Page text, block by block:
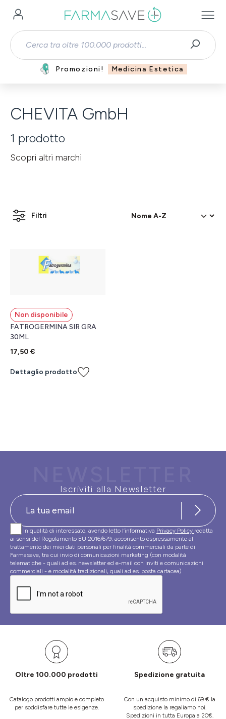
Passa al contenuto principale
Promozioni! Medicina Estetica
CHEVITA GmbH
1 prodotto
Scopri altri marchi
Filtri
Non disponibile
FATROGERMINA SIR GRA
30ML
17,50 €
Dettaglio prodotto
Iscriviti alla Newsletter
In qualità di interessato, avendo letto l’informativa Privacy Policy redatta
ai sensi del Regolamento EU 2016/679, acconsento espressamente al
trattamento dei miei dati personali per finalità commerciali da parte di
Farmasave, tra cui invio di comunicazioni marketing (con modalità
telematiche - quali ad es. newsletter ed e-mail con inviti e comunicazioni
commerciali - e modalità tradizionali, quali ad es. posta cartacea)
Oltre 100.000 prodotti
Catalogo prodotti ampio e completo
per soddisfare tutte le esigenze.
Spedizione gratuita
Con un acquisto minimo di 69 € la
spedizione la regaliamo noi.
Spedizioni in tutta Europa a 20€.